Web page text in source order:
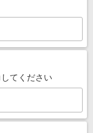
てください